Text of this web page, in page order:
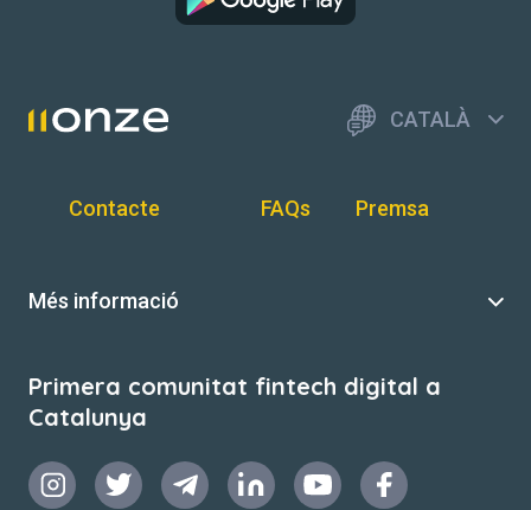
CATALÀ
Contacte FAQs Premsa
Més informació
Primera comunitat fintech digital a
Catalunya